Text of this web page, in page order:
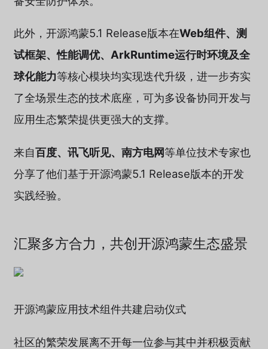
此外，开源鸿蒙5.1 Release版本在Web组件、测
试框架、性能调优、ArkRuntime运行时环境及全
球化能力等核心模块均实现迭代升级，进一步夯实
了全场景生态的技术底座，可为多设备协同开发与
应用生态繁荣提供更强大的支撑。
来自百度、讯飞听见、南方电网等单位技术专家也
分享了他们基于开源鸿蒙5.1 Release版本的开发
实践经验。
汇聚多方合力，共创开源鸿蒙生态盛景
开源鸿蒙应用技术组件共建启动仪式
社区的繁荣发展离不开每一位参与其中并积极贡献